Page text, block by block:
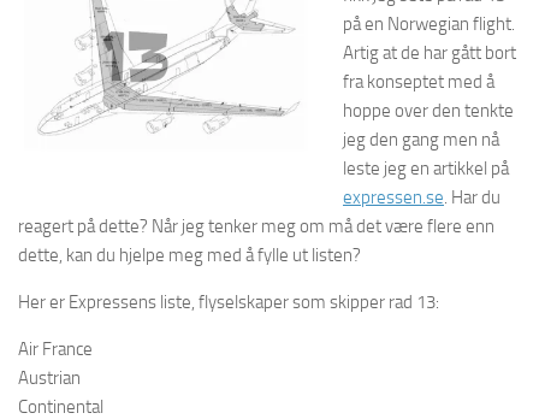
på en Norwegian flight.
Artig at de har gått bort
fra konseptet med å
hoppe over den tenkte
jeg den gang men nå
leste jeg en artikkel på
expressen.se. Har du
reagert på dette? Når jeg tenker meg om må det være flere enn
dette, kan du hjelpe meg med å fylle ut listen?
Her er Expressens liste, flyselskaper som skipper rad 13:
Air France
Austrian
Continental